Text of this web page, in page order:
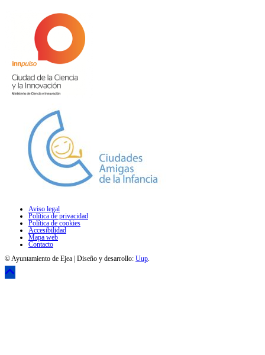
Aviso legal
Política de privacidad
Política de cookies
Accesibilidad
Mapa web
Contacto
© Ayuntamiento de Ejea | Diseño y desarrollo: Uup.